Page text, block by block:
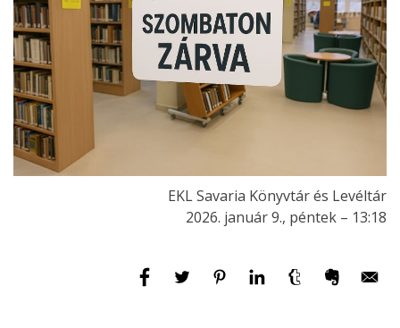
EKL Savaria Könyvtár és Levéltár
2026. január 9., péntek – 13:18